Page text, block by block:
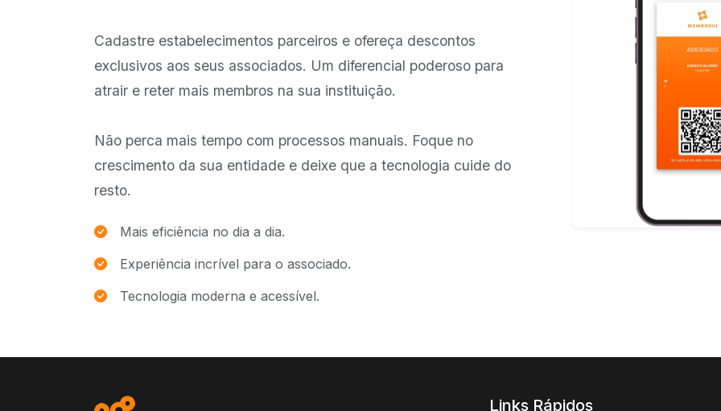
Cadastre estabelecimentos parceiros e ofereça descontos
exclusivos aos seus associados. Um diferencial poderoso para
atrair e reter mais membros na sua instituição.
Não perca mais tempo com processos manuais. Foque no
crescimento da sua entidade e deixe que a tecnologia cuide do
resto.
Mais eficiência no dia a dia.
Experiência incrível para o associado.
Tecnologia moderna e acessível.
Links Rápidos